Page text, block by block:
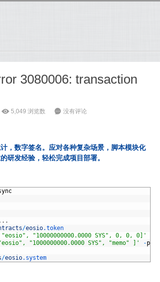
3080006: transaction
ė 5,049 浏览数 6 没有评论
，数字签名。应对各种复杂场景，脚本模块化
研发经验，轻松完成项目部署。
. .
/eosio.token
"10000000000.0000 SYS", 0, 0, 0]'
"1000000000.0000 SYS", "memo" ]' -p
/eosio.system